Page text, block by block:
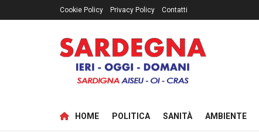
Cookie Policy Privacy Policy Contatti
HOME POLITICA SANITÀ AMBIENTE